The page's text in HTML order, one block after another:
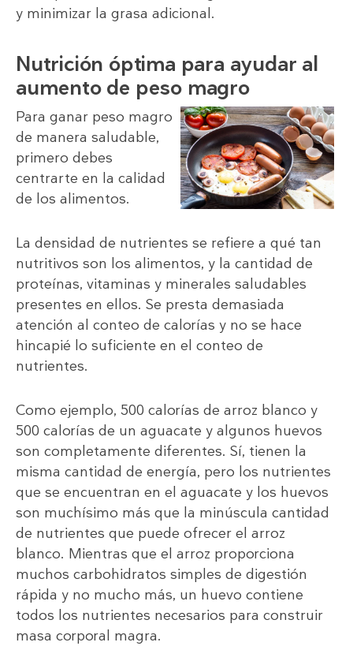
y minimizar la grasa adicional.
Nutrición óptima para ayudar al
aumento de peso magro
Para ganar peso magro
de manera saludable,
primero debes
centrarte en la calidad
de los alimentos.
La densidad de nutrientes se refiere a qué tan
nutritivos son los alimentos, y la cantidad de
proteínas, vitaminas y minerales saludables
presentes en ellos. Se presta demasiada
atención al conteo de calorías y no se hace
hincapié lo suficiente en el conteo de
nutrientes.
Como ejemplo, 500 calorías de arroz blanco y
500 calorías de un aguacate y algunos huevos
son completamente diferentes. Sí, tienen la
misma cantidad de energía, pero los nutrientes
que se encuentran en el aguacate y los huevos
son muchísimo más que la minúscula cantidad
de nutrientes que puede ofrecer el arroz
blanco. Mientras que el arroz proporciona
muchos carbohidratos simples de digestión
rápida y no mucho más, un huevo contiene
todos los nutrientes necesarios para construir
masa corporal magra.